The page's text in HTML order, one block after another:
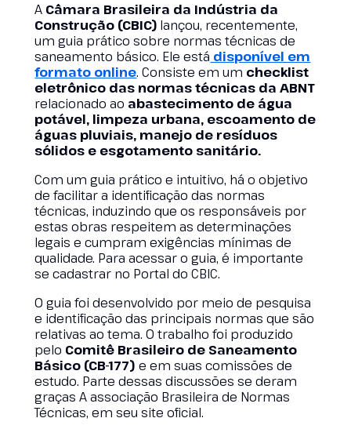
A Câmara Brasileira da Indústria da
Construção (CBIC) lançou, recentemente,
um guia prático sobre normas técnicas de
saneamento básico. Ele está disponível em
formato online. Consiste em um checklist
eletrônico das normas técnicas da ABNT
relacionado ao abastecimento de água
potável, limpeza urbana, escoamento de
águas pluviais, manejo de resíduos
sólidos e esgotamento sanitário.
Com um guia prático e intuitivo, há o objetivo
de facilitar a identificação das normas
técnicas, induzindo que os responsáveis por
estas obras respeitem as determinações
legais e cumpram exigências mínimas de
qualidade. Para acessar o guia, é importante
se cadastrar no Portal do CBIC.
O guia foi desenvolvido por meio de pesquisa
e identificação das principais normas que são
relativas ao tema. O trabalho foi produzido
pelo Comitê Brasileiro de Saneamento
Básico (CB-177) e em suas comissões de
estudo. Parte dessas discussões se deram
graças A associação Brasileira de Normas
Técnicas, em seu site oficial.